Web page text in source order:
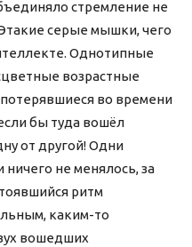
стремление не
серые мышки, чего
Однотипные
возрастные
во времени
бы туда вошёл
от другой! Одни
не менялось, за
ритм
каким-то
вошедших